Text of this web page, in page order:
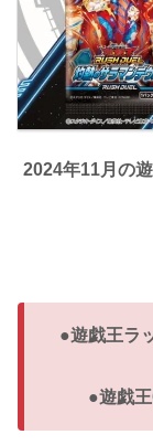
2024年11月の
●遊戯王ラ
●遊戯